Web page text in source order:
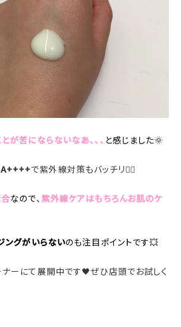
が苦にならないなあ、、、 と感じました🌞
で紫外線対策もバッチリ👌🏻
なので、 紫外線ケアはもちろんお肌のケ
ングがいらないのも注目ポイントです💥
ーにて展開中です🖤ぜひ店頭でお試しく